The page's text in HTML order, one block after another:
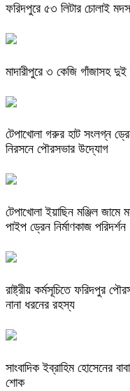
ফরিদপুরে ৫৩ লিটার চোলাই
মাদারীপুরে ৩ কেজি গাঁজাসহ
টেপাখোলা গরুর হাট সংলগ্ন
নিরসনে পৌরসভার উদ্যোগ
টেপাখোলা ইয়াছিন মঞ্জিল
পাইপ ড্রেন নির্মাণকাজ পরিদর্শন
রাষ্ট্রীয় কর্মসূচিতে ফরিদপুর
নানা ধরনের রহস্য
সাংবাদিক ইব্রাহিম হোসেনের
শোক